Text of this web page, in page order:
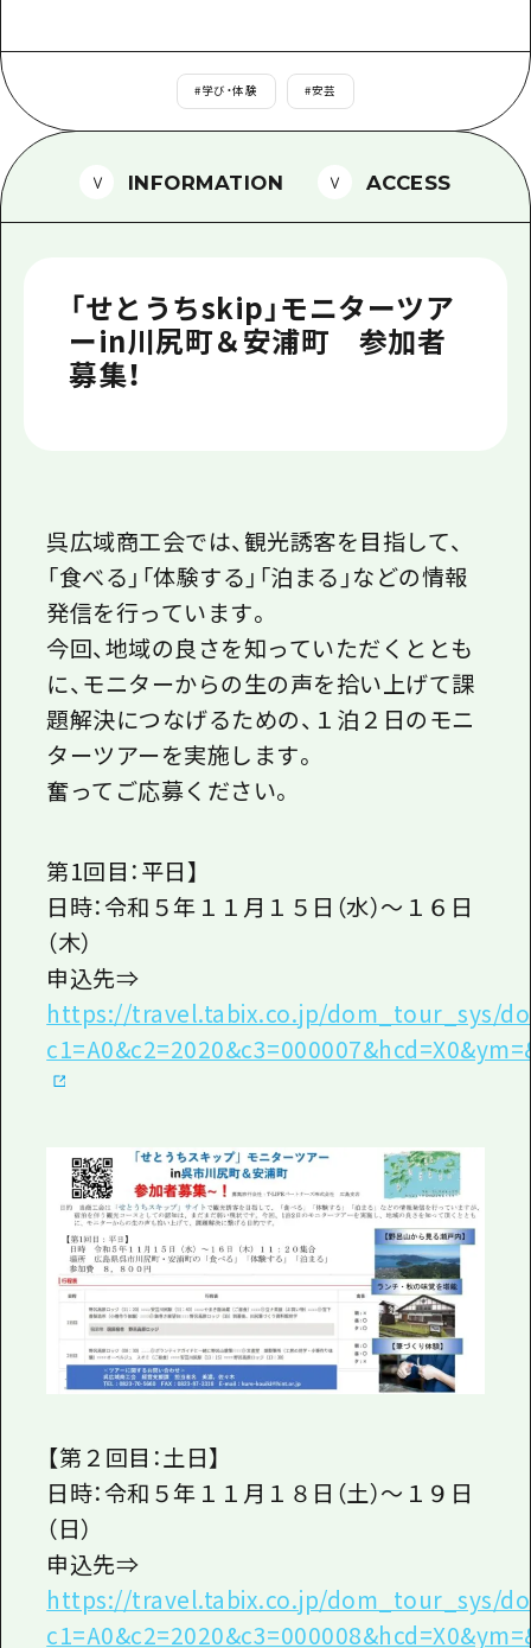
1泊2日
2泊3日
広島県を訪れる外国人旅行者向け情報一
ボランティアガイド
ユニバーサルツーリズム
よくあるご質問
#学び・体験 #安芸
INFORMATION ACCESS
「せとうちskip」モニターツア
ーin川尻町＆安浦町 参加者
募集！
呉広域商工会では、観光誘客を目指して、
「食べる」「体験する」「泊まる」などの情報
発信を行っています。
今回、地域の良さを知っていただくととも
に、モニターからの生の声を拾い上げて課
題解決につなげるための、１泊２日のモニ
ターツアーを実施します。
奮ってご応募ください。
第1回目：平日】
日時：令和５年１１月１５日（水）～１６日
（木）
申込先⇒
https://travel.tabix.co.jp/dom_tour_sys/
【第２回目：土日】
日時：令和５年１１月１８日（土）～１９日
（日）
申込先⇒
https://travel.tabix.co.jp/dom_tour_sys/